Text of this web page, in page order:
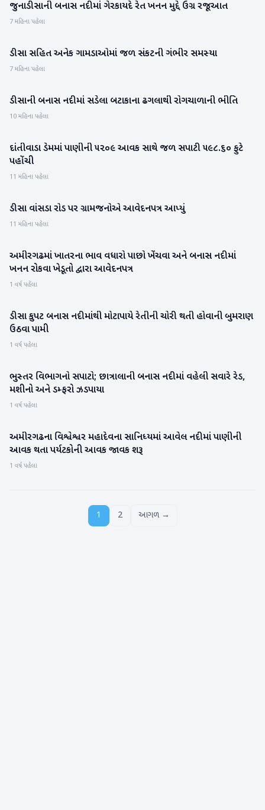
બનાસકાંઠા
જુનાડીસાની બનાસ નદીમાં ગેરકાયદે રેત ખનન મુદ્દે ઉગ્ર રજૂઆત
7 મહિના પહેલા
બનાસકાંઠા
ડીસા સહિત અનેક ગામડાઓમાં જળ સંકટની ગંભીર સમસ્યા
7 મહિના પહેલા
બનાસકાંઠા
ડીસાની બનાસ નદીમાં સડેલા બટાકાના ઢગલાથી રોગચાળાની ભીતિ
10 મહિના પહેલા
બનાસકાંઠા
દાંતીવાડા ડેમમાં પાણીની ૫૨૦૯ આવક સાથે જળ સપાટી ૫૯૮.૬૦ ફુટે
પહોંચી
11 મહિના પહેલા
બનાસકાંઠા
ડીસા વાંસડા રોડ પર ગ્રામજનોએ આવેદનપત્ર આપ્યું
11 મહિના પહેલા
બનાસકાંઠા
અમીરગઢમાં ખાતરના ભાવ વધારો પાછો ખેંચવા અને બનાસ નદીમાં
ખનન રોકવા ખેડૂતો દ્વારા આવેદનપત્ર
1 વર્ષ પહેલા
બનાસકાંઠા
ડીસા કુપટ બનાસ નદીમાંથી મોટાપાયે રેતીની ચોરી થતી હોવાની બુમરાણ
ઉઠવા પામી
1 વર્ષ પહેલા
બનાસકાંઠા
ભુસ્તર વિભાગનો સપાટો; છાત્રાલાની બનાસ નદીમાં વહેલી સવારે રેડ,
મશીનો અને ડમ્ફરો ઝડપાયા
1 વર્ષ પહેલા
બનાસકાંઠા
અમીરગઢના વિશ્વેશ્વર મહાદેવના સાનિધ્યમાં આવેલ નદીમાં પાણીની
આવક થતા પર્યટકોની આવક જાવક શરૂ
1 વર્ષ પહેલા
1 2 આગળ →